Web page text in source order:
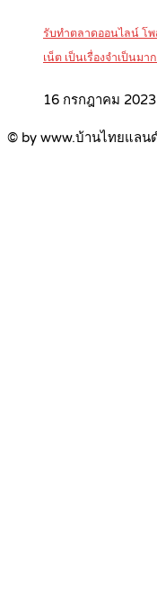
รับทำตลาดออนไลน์ โ
เน็ต เป็นเรื่องจำเป็นม
16 กรกฎาคม 2023
© by www.บ้านไทยแลน